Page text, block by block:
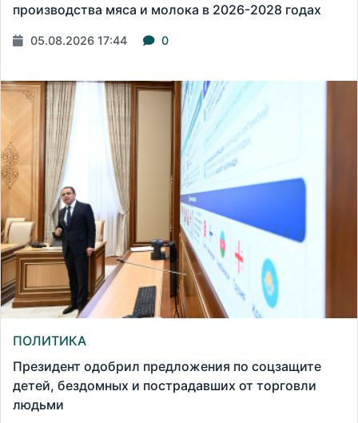
производства мяса и молока в 2026-2028 годах
05.08.2026 17:44 0
ПОЛИТИКА
Президент одобрил предложения по соцзащите
детей, бездомных и пострадавших от торговли
людьми